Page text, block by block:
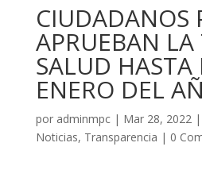
CIUDADANOS
APRUEBAN LA
SALUD HASTA
ENERO DEL
por adminmpc| Mar 28, 2022|
Noticias, Transparencia | 0